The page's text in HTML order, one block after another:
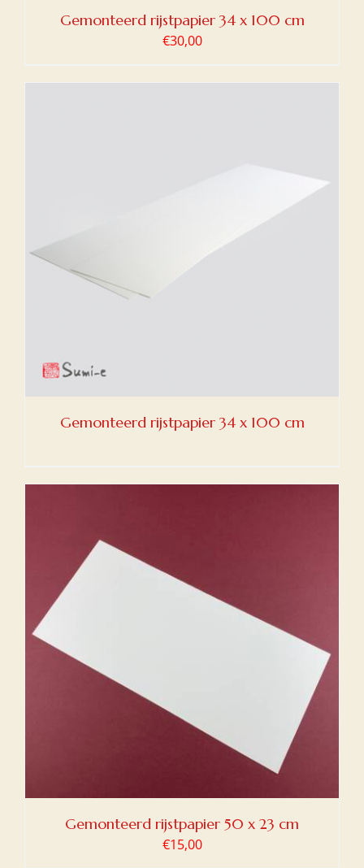
Gemonteerd rijstpapier 34 x 100 cm
€30,00
Gemonteerd rijstpapier 34 x 100 cm
Gemonteerd rijstpapier 50 x 23 cm
€15,00